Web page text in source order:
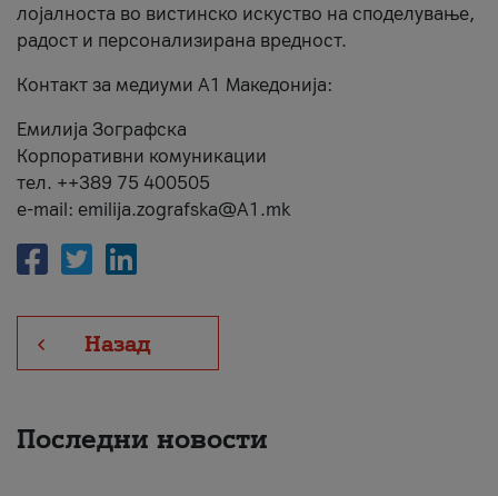
лојалноста во вистинско искуство на споделување,
радост и персонализирана вредност.
Контакт за медиуми А1 Македонија:
Емилија Зографска
Корпоративни комуникации
тел. ++389 75 400505
e-mail: emilija.zografska@A1.mk
Назад
Последни новости